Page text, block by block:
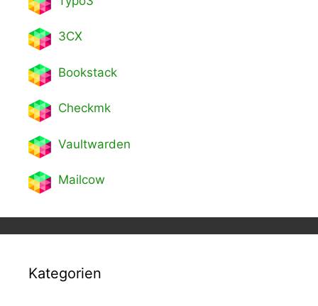
3CX
Bookstack
Checkmk
Vaultwarden
Mailcow
Kategorien